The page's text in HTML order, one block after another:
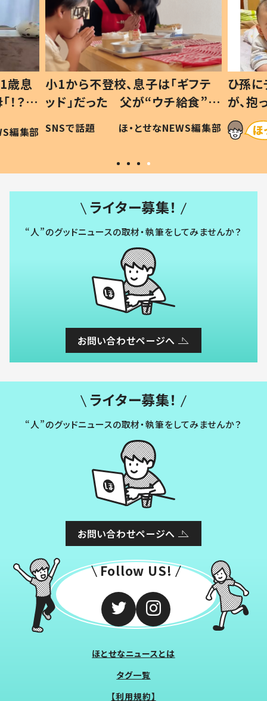
歳息
？」
編集部
小1から不登校、息子は「ギフテ
ッド」だった 父が“ウチ給食”を
作り続ける理由とは #令和の親
#令和の子
SNSで話題 ほ・とせなNEWS編集部
ひ孫
が、
「涙が
い」
ライター募集！
“人”のグッドニュースの取材・執筆をしてみませんか？
お問い合わせページへ
ライター募集！
“人”のグッドニュースの取材・執筆をしてみませんか？
お問い合わせページへ
Follow US!
ほとせなニュースとは
タグ一覧
【利用規約】